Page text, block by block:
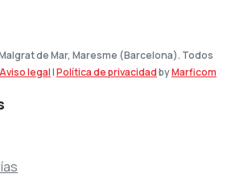
de Mar, Maresme (Barcelona). Todos
Aviso legal|Política de privacidadbyMarficom